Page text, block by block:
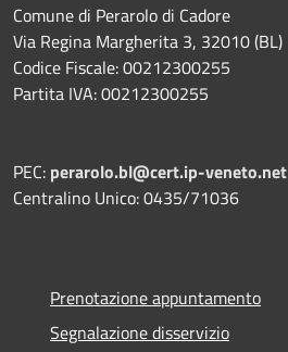
Comune di Perarolo di Cadore
Via Regina Margherita 3, 32010 (BL)
Codice Fiscale: 00212300255
Partita IVA: 00212300255
PEC: perarolo.bl@cert.ip-veneto.net
Centralino Unico: 0435/71036
Prenotazione appuntamento
Segnalazione disservizio